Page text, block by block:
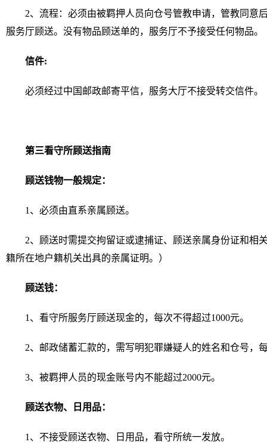
2、流程：必须由被羁押人员向仓号管教申请，管教同意
服务厅顾送。没有物品顾送单的，服务厅不予接受任何物品。
信件:
必须经过中国邮政邮寄平信，服务大厅不接受转交信件。
第三看守所顾送指南
顾送钱物一般规定：
1、必须由直系亲属顾送。
2、顾送时需提交拘留证或逮捕证、顾送亲属身份证和相
籍所在地户籍机关出具的亲属证明。）
顾送钱：
1、看守所服务厅顾送现金的，每次不得超过1000元。
2、邮政储蓄汇款的，需写明犯罪嫌疑人的姓名和仓号，
3、被羁押人员的现金账号内不能超过2000元。
顾送衣物、日用品：
1、不接受顾送衣物、日用品，看守所统一发放